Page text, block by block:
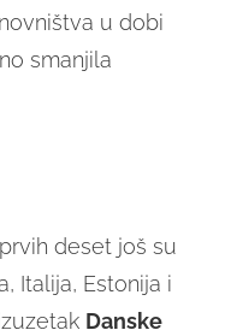
u dobi
smanjila
deset još su
Italija, Estonija i
Danske